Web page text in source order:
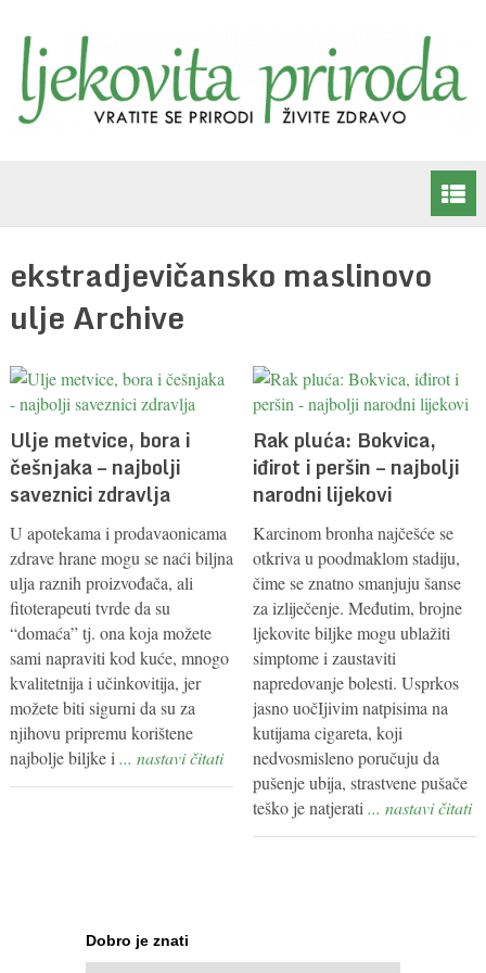
ekstradjevičansko maslinovo
ulje Archive
Ulje metvice, bora i
češnjaka – najbolji
saveznici zdravlja
U apotekama i prodavaonicama
zdrave hrane mogu se naći biljna
ulja raznih proizvođača, ali
fitoterapeuti tvrde da su
“domaća” tj. ona koja možete
sami napraviti kod kuće, mnogo
kvalitetnija i učinkovitija, jer
možete biti sigurni da su za
njihovu pripremu korištene
najbolje biljke i ... nastavi čitati
Rak pluća: Bokvica,
iđirot i peršin – najbolji
narodni lijekovi
Karcinom bronha najčešće se
otkriva u poodmaklom stadiju,
čime se znatno smanjuju šanse
za izliječenje. Međutim, brojne
ljekovite biljke mogu ublažiti
simptome i zaustaviti
napredovanje bolesti. Usprkos
jasno uočIjivim natpisima na
kutijama cigareta, koji
nedvosmisleno poručuju da
pušenje ubija, strastvene pušače
teško je natjerati ... nastavi čitati
Dobro je znati